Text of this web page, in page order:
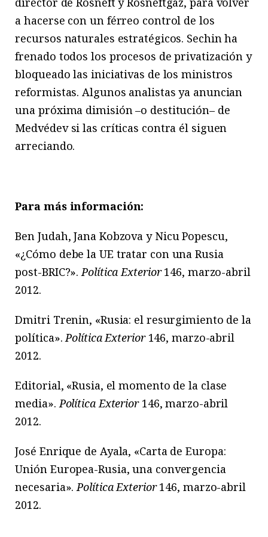
a hacerse con un férreo control de los
recursos naturales estratégicos. Sechin ha
frenado todos los procesos de privatización y
bloqueado las iniciativas de los ministros
reformistas. Algunos analistas ya anuncian
una próxima dimisión –o destitución– de
Medvédev si las críticas contra él siguen
arreciando.
Para más información:
Ben Judah, Jana Kobzova y Nicu Popescu,
«¿Cómo debe la UE tratar con una Rusia
post-BRIC?». Política Exterior146, marzo-abril
2012.
Dmitri Trenin, «Rusia: el resurgimiento de la
política». Política Exterior146, marzo-abril
2012.
Editorial, «Rusia, el momento de la clase
media». Política Exterior146, marzo-abril
2012.
José Enrique de Ayala, «Carta de Europa:
Unión Europea-Rusia, una convergencia
necesaria».Política Exterior146, marzo-abril
2012.